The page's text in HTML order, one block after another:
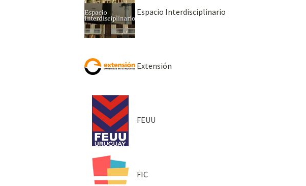
Espacio Interdisciplinario
Extensión
FEUU
FIC